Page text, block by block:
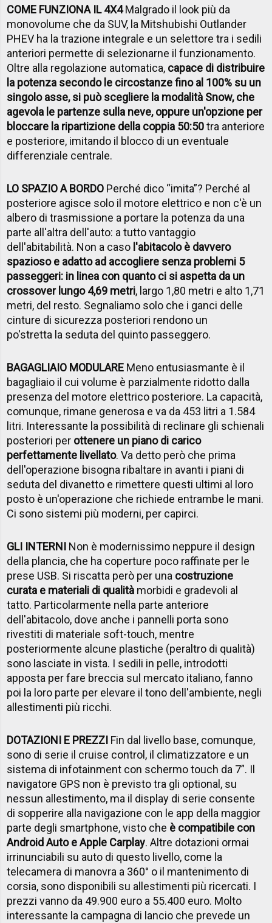
COME FUNZIONA IL 4X4Malgrado il look più da
monovolume che da SUV, la Mitshubishi Outlander
PHEV ha la trazione integrale e un selettore tra i sedili
anteriori permette di selezionarne il funzionamento.
Oltre alla regolazione automatica, capace di distribuire
la potenza secondo le circostanze fino al 100% su un
singolo asse, si può scegliere la modalità Snow, che
agevola le partenze sulla neve, oppure un'opzione per
bloccare la ripartizione della coppia 50:50tra anteriore
e posteriore, imitando il blocco di un eventuale
differenziale centrale.
LO SPAZIO A BORDO Perché dico “imita”? Perché al
posteriore agisce solo il motore elettrico e non c'è un
albero di trasmissione a portare la potenza da una
parte all'altra dell'auto: a tutto vantaggio
dell'abitabilità. Non a caso l'abitacolo è davvero
spazioso e adatto ad accogliere senza problemi 5
passeggeri: in linea con quanto ci si aspetta da un
crossover lungo 4,69 metri, largo 1,80 metri e alto 1,71
metri, del resto. Segnaliamo solo che i ganci delle
cinture di sicurezza posteriori rendono un
po'stretta la seduta del quinto passeggero.
BAGAGLIAIO MODULARE Meno entusiasmante è il
bagagliaio il cui volume è parzialmente ridotto dalla
presenza del motore elettrico posteriore. La capacità,
comunque, rimane generosa e va da 453 litri a 1.584
litri. Interessante la possibilità di reclinare gli schienali
posteriori per ottenere un piano di carico
perfettamente livellato. Va detto però che prima
dell'operazione bisogna ribaltare in avanti i piani di
seduta del divanetto e rimettere questi ultimi al loro
posto è un'operazione che richiede entrambe le mani.
Ci sono sistemi più moderni, per capirci.
GLI INTERNI Non è modernissimo neppure il design
della plancia, che ha coperture poco raffinate per le
prese USB. Si riscatta però per una costruzione
curata e materiali di qualità morbidi e gradevoli al
tatto. Particolarmente nella parte anteriore
dell'abitacolo, dove anche i pannelli porta sono
rivestiti di materiale soft-touch, mentre
posteriormente alcune plastiche (peraltro di qualità)
sono lasciate in vista. I sedili in pelle, introdotti
apposta per fare breccia sul mercato italiano, fanno
poi la loro parte per elevare il tono dell'ambiente, negli
allestimenti più ricchi.
DOTAZIONI E PREZZI Fin dal livello base, comunque,
sono di serie il cruise control, il climatizzatore e un
sistema di infotainment con schermo touch da 7”. Il
navigatore GPS non è previsto tra gli optional, su
nessun allestimento, ma il display di serie consente
di sopperire alla navigazione con le app della maggior
parte degli smartphone, visto che è compatibile con
Android Auto e Apple Carplay. Altre dotazioni ormai
irrinunciabili su auto di questo livello, come la
telecamera di manovra a 360° o il mantenimento di
corsia, sono disponibili su allestimenti più ricercati. I
prezzi vanno da 49.900 euro a 55.400 euro. Molto
interessante la campagna di lancio che prevede un